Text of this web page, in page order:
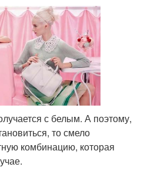
с белым. А поэтому,
то смело
комбинацию, которая